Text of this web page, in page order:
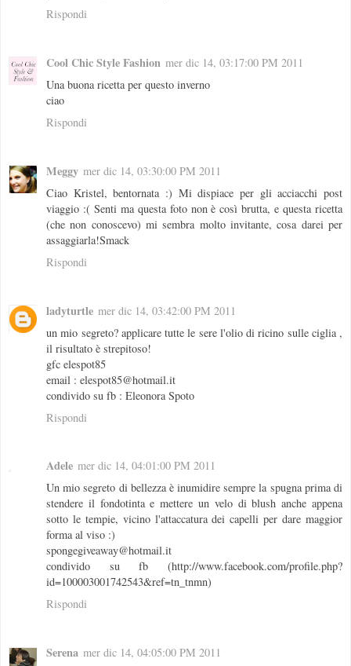
Rispondi
Cool Chic Style Fashion mer dic 14, 03:17:00 PM 2011
Una buona ricetta per questo inverno
ciao
Rispondi
Meggy mer dic 14, 03:30:00 PM 2011
Ciao Kristel, bentornata :) Mi dispiace per gli acciacchi post
viaggio :( Senti ma questa foto non è così brutta, e questa ricetta
(che non conoscevo) mi sembra molto invitante, cosa darei per
assaggiarla!Smack
Rispondi
ladyturtle mer dic 14, 03:42:00 PM 2011
un mio segreto? applicare tutte le sere l'olio di ricino sulle ciglia ,
il risultato è strepitoso!
gfc elespot85
email : elespot85@hotmail.it
condivido su fb : Eleonora Spoto
Rispondi
Adele mer dic 14, 04:01:00 PM 2011
Un mio segreto di bellezza è inumidire sempre la spugna prima di
stendere il fondotinta e mettere un velo di blush anche appena
sotto le tempie, vicino l'attaccatura dei capelli per dare maggior
forma al viso :)
spongegiveaway@hotmail.it
condivido su fb (http://www.facebook.com/profile.php?
id=100003001742543&ref=tn_tnmn)
Rispondi
Serena mer dic 14, 04:05:00 PM 2011